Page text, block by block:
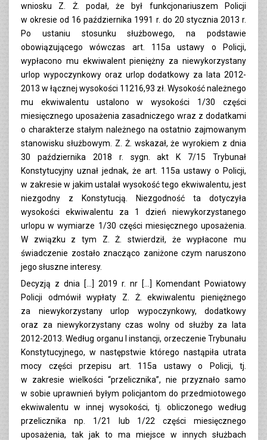
wniosku Z. Ż. podał, że był funkcjonariuszem Policji
w okresie od 16 października 1991 r. do 20 stycznia 2013 r.
Po ustaniu stosunku służbowego, na podstawie
obowiązującego wówczas art. 115a ustawy o Policji,
wypłacono mu ekwiwalent pieniężny za niewykorzystany
urlop wypoczynkowy oraz urlop dodatkowy za lata 2012-
2013 w łącznej wysokości 11216,93 zł. Wysokość należnego
mu ekwiwalentu ustalono w wysokości 1/30 części
miesięcznego uposażenia zasadniczego wraz z dodatkami
o charakterze stałym należnego na ostatnio zajmowanym
stanowisku służbowym. Z. Ż. wskazał, że wyrokiem z dnia
30 października 2018 r. sygn. akt K 7/15 Trybunał
Konstytucyjny uznał jednak, że art. 115a ustawy o Policji,
w zakresie w jakim ustalał wysokość tego ekwiwalentu, jest
niezgodny z Konstytucją. Niezgodność ta dotyczyła
wysokości ekwiwalentu za 1 dzień niewykorzystanego
urlopu w wymiarze 1/30 części miesięcznego uposażenia.
W związku z tym Z. Ż. stwierdził, że wypłacone mu
świadczenie zostało znacząco zaniżone czym naruszono
jego słuszne interesy.
Decyzją z dnia […] 2019 r. nr […] Komendant Powiatowy
Policji odmówił wypłaty Z. Ż. ekwiwalentu pieniężnego
za niewykorzystany urlop wypoczynkowy, dodatkowy
oraz za niewykorzystany czas wolny od służby za lata
2012-2013. Według organu I instancji, orzeczenie Trybunału
Konstytucyjnego, w następstwie którego nastąpiła utrata
mocy części przepisu art. 115a ustawy o Policji, tj.
w zakresie wielkości “przelicznika”, nie przyznało samo
w sobie uprawnień byłym policjantom do przedmiotowego
ekwiwalentu w innej wysokości, tj. obliczonego według
przelicznika np. 1/21 lub 1/22 części miesięcznego
uposażenia, tak jak to ma miejsce w innych służbach